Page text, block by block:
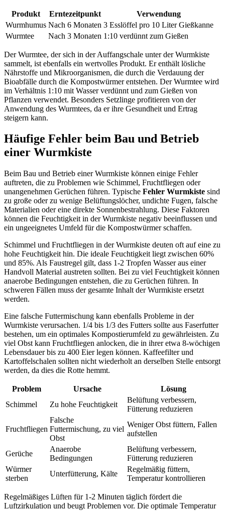
Produkt Erntezeitpunkt
Verwendung
Wurmhumus Nach 6 Monaten 3 Esslöffel pro 10 Liter Gießkanne
Wurmtee
Nach 3 Monaten 1:10 verdünnt zum Gießen
Der Wurmtee, der sich in der Auffangschale unter der Wurmkiste
sammelt, ist ebenfalls ein wertvolles Produkt. Er enthält lösliche
Nährstoffe und Mikroorganismen, die durch die Verdauung der
Bioabfälle durch die Kompostwürmer entstehen. Der Wurmtee wird
im Verhältnis 1:10 mit Wasser verdünnt und zum Gießen von
Pflanzen verwendet. Besonders Setzlinge profitieren von der
Anwendung des Wurmtees, da er ihre Gesundheit und Ertrag
steigern kann.
Häufige Fehler beim Bau und Betrieb
einer Wurmkiste
Beim Bau und Betrieb einer Wurmkiste können einige Fehler
auftreten, die zu Problemen wie Schimmel, Fruchtfliegen oder
unangenehmen Gerüchen führen. Typische Fehler Wurmkiste sind
zu große oder zu wenige Belüftungslöcher, undichte Fugen, falsche
Materialien oder eine direkte Sonnenbestrahlung. Diese Faktoren
können die Feuchtigkeit in der Wurmkiste negativ beeinflussen und
ein ungeeignetes Umfeld für die Kompostwürmer schaffen.
Schimmel und Fruchtfliegen in der Wurmkiste deuten oft auf eine zu
hohe Feuchtigkeit hin. Die ideale Feuchtigkeit liegt zwischen 60%
und 85%. Als Faustregel gilt, dass 1-2 Tropfen Wasser aus einer
Handvoll Material austreten sollten. Bei zu viel Feuchtigkeit können
anaerobe Bedingungen entstehen, die zu Gerüchen führen. In
schweren Fällen muss der gesamte Inhalt der Wurmkiste ersetzt
werden.
Eine falsche Futtermischung kann ebenfalls Probleme in der
Wurmkiste verursachen. 1/4 bis 1/3 des Futters sollte aus Faserfutter
bestehen, um ein optimales Kompostierumfeld zu gewährleisten. Zu
viel Obst kann Fruchtfliegen anlocken, die in ihrer etwa 8-wöchigen
Lebensdauer bis zu 400 Eier legen können. Kaffeefilter und
Kartoffelschalen sollten nicht wiederholt an derselben Stelle entsorgt
werden, da dies die Rotte hemmt.
Problem Ursache
Lösung
Schimmel
Zu hohe Feuchtigkeit
Belüftung verbessern,
Fütterung reduzieren
Fruchtfliegen
Falsche
Futtermischung, zu viel
Obst
Weniger Obst füttern, Fallen
aufstellen
Gerüche
Anaerobe
Bedingungen
Belüftung verbessern,
Fütterung reduzieren
Würmer
sterben
Unterfütterung, Kälte
Regelmäßig füttern,
Temperatur kontrollieren
Regelmäßiges Lüften für 1-2 Minuten täglich fördert die
Luftzirkulation und beugt Problemen vor. Die optimale Temperatur